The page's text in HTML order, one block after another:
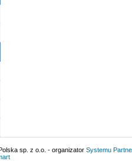
sp. z o.o. - organizator Systemu